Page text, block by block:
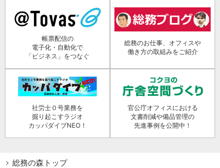
帳票配信の
電子化・自動化で
「ビジネス」をつなぐ
総務のお仕事、オフィスや
働き方の取組みをご紹介
社労士０号業務を
掘り起こすラジオ
カッパダイブNEO！
官公庁オフィスにおける
文書削減や備品管理の
先進事例を公開中！
総務の森トップ